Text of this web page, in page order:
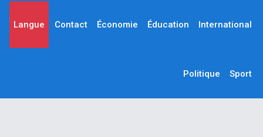
Langue Contact Économie Éducation International
Politique Sport